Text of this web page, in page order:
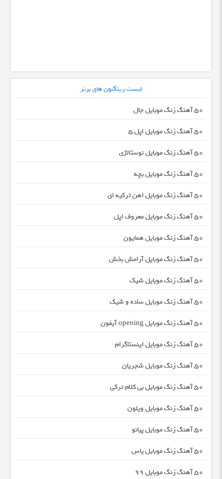
لیست رینگتون های برتر
50 آهنگ زنگ موبایل جال
50 آهنگ زنگ موبایل اپل 5
50 آهنگ زنگ موبایل نوستالژی
50 آهنگ زنگ موبایل بچه
50 آهنگ زنگ موبایل اهن ترکیه ای
50 آهنگ زنگ موبایل معروف اپل
50 آهنگ زنگ موبایل همایون
50 آهنگ زنگ موبایل آرامش بخش
50 آهنگ زنگ موبایل شیک
50 آهنگ زنگ موبایل ساده و شیک
50 آهنگ زنگ موبایل opening آیفون
50 آهنگ زنگ موبایل اینستاگرام
50 آهنگ زنگ موبایل شجریان
50 آهنگ زنگ موبایل بی کلام ترکی
50 آهنگ زنگ موبایل ویلون
50 آهنگ زنگ موبایل پیانو
50 آهنگ زنگ موبایل یاس
50 آهنگ زنگ موبایل 99